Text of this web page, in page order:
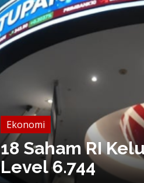
Ekonomi
18 Saham RI
Level 6.744